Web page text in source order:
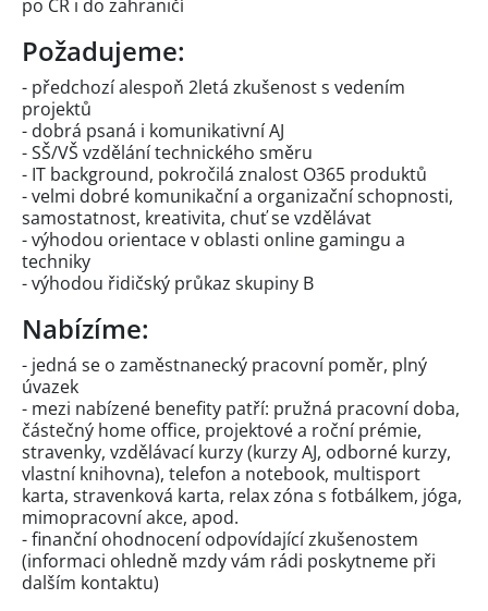
po ČR i do zahraničí
Požadujeme:
- předchozí alespoň 2letá zkušenost s vedením
projektů
- dobrá psaná i komunikativní AJ
- SŠ/VŠ vzdělání technického směru
- IT background, pokročilá znalost O365 produktů
- velmi dobré komunikační a organizační schopnosti,
samostatnost, kreativita, chuť se vzdělávat
- výhodou orientace v oblasti online gamingu a
techniky
- výhodou řidičský průkaz skupiny B
Nabízíme:
- jedná se o zaměstnanecký pracovní poměr, plný
úvazek
- mezi nabízené benefity patří: pružná pracovní doba,
částečný home office, projektové a roční prémie,
stravenky, vzdělávací kurzy (kurzy AJ, odborné kurzy,
vlastní knihovna), telefon a notebook, multisport
karta, stravenková karta, relax zóna s fotbálkem, jóga,
mimopracovní akce, apod.
- finanční ohodnocení odpovídající zkušenostem
(informaci ohledně mzdy vám rádi poskytneme při
dalším kontaktu)